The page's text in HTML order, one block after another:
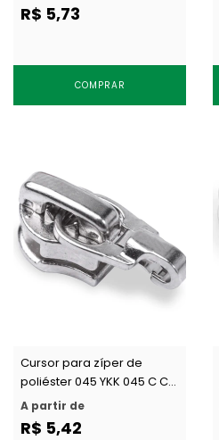
R$ 5,73
COMPRAR
Cursor para zíper de
poliéster 045 YKK 045 C CA
c/ 1 un
A partir de
R$ 5,42